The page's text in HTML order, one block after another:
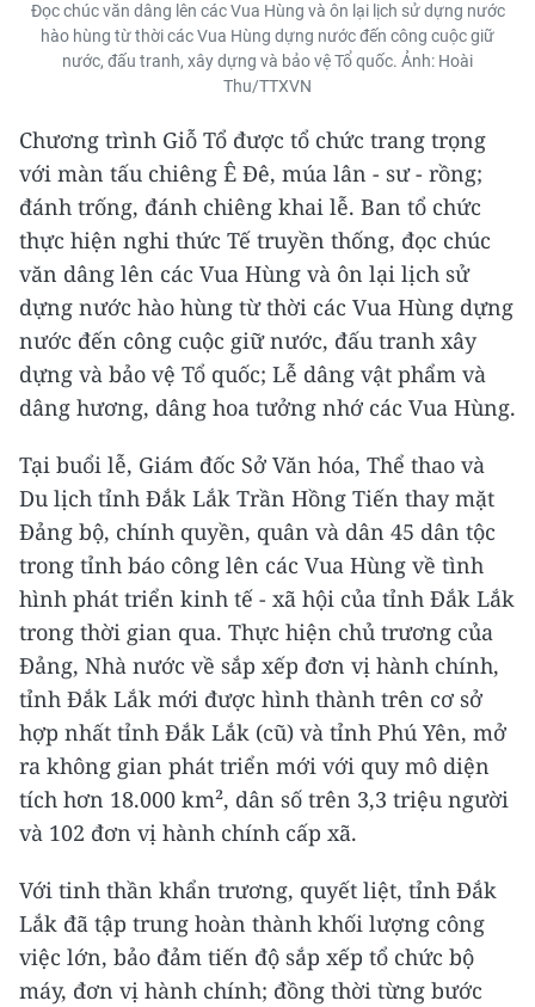
Đọc chúc văn dâng lên các Vua Hùng và ôn lại lịch sử dựng nước
hào hùng từ thời các Vua Hùng dựng nước đến công cuộc giữ
nước, đấu tranh, xây dựng và bảo vệ Tổ quốc. Ảnh: Hoài
Thu/TTXVN
Chương trình Giỗ Tổ được tổ chức trang trọng
với màn tấu chiêng Ê Đê, múa lân - sư - rồng;
đánh trống, đánh chiêng khai lễ. Ban tổ chức
thực hiện nghi thức Tế truyền thống, đọc chúc
văn dâng lên các Vua Hùng và ôn lại lịch sử
dựng nước hào hùng từ thời các Vua Hùng dựng
nước đến công cuộc giữ nước, đấu tranh xây
dựng và bảo vệ Tổ quốc; Lễ dâng vật phẩm và
dâng hương, dâng hoa tưởng nhớ các Vua Hùng.
Tại buổi lễ, Giám đốc Sở Văn hóa, Thể thao và
Du lịch tỉnh Đắk Lắk Trần Hồng Tiến thay mặt
Đảng bộ, chính quyền, quân và dân 45 dân tộc
trong tỉnh báo công lên các Vua Hùng về tình
hình phát triển kinh tế - xã hội của tỉnh Đắk Lắk
trong thời gian qua. Thực hiện chủ trương của
Đảng, Nhà nước về sắp xếp đơn vị hành chính,
tỉnh Đắk Lắk mới được hình thành trên cơ sở
hợp nhất tỉnh Đắk Lắk (cũ) và tỉnh Phú Yên, mở
ra không gian phát triển mới với quy mô diện
tích hơn 18.000 km², dân số trên 3,3 triệu người
và 102 đơn vị hành chính cấp xã.
Với tinh thần khẩn trương, quyết liệt, tỉnh Đắk
Lắk đã tập trung hoàn thành khối lượng công
việc lớn, bảo đảm tiến độ sắp xếp tổ chức bộ
máy, đơn vị hành chính; đồng thời từng bước